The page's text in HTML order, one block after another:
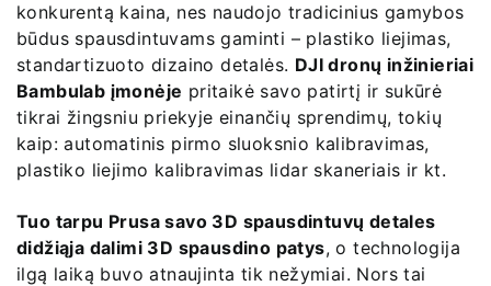
konkurentą kaina, nes naudojo tradicinius gamybos
būdus spausdintuvams gaminti – plastiko liejimas,
standartizuoto dizaino detalės. DJI dronų inžinieriai
Bambulab įmonėje pritaikė savo patirtį ir sukūrė
tikrai žingsniu priekyje einančių sprendimų, tokių
kaip: automatinis pirmo sluoksnio kalibravimas,
plastiko liejimo kalibravimas lidar skaneriais ir kt.
Tuo tarpu Prusa savo 3D spausdintuvų detales
didžiąja dalimi 3D spausdino patys, o technologija
ilgą laiką buvo atnaujinta tik nežymiai. Nors tai